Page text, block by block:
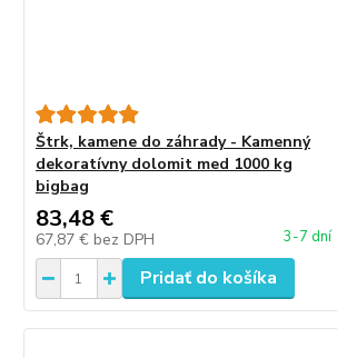
Štrk, kamene do záhrady - Kamenný
dekoratívny dolomit med 1000 kg
bigbag
83,48 €
67,87 € bez DPH 3-7 dní
Pridať do košíka